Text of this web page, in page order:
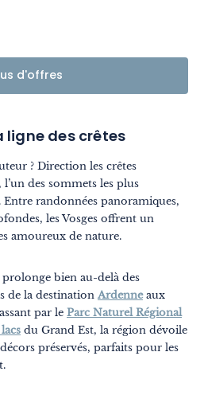
d'offres
ligne des crêtes
? Direction les crêtes
l’un des sommets les plus
randonnées panoramiques,
les Vosges offrent un
amoureux de nature.
bien au-delà des
de la destination Ardenneaux
par le Parc Naturel Régional
du Grand Est, la région dévoile
préservés, parfaits pour les